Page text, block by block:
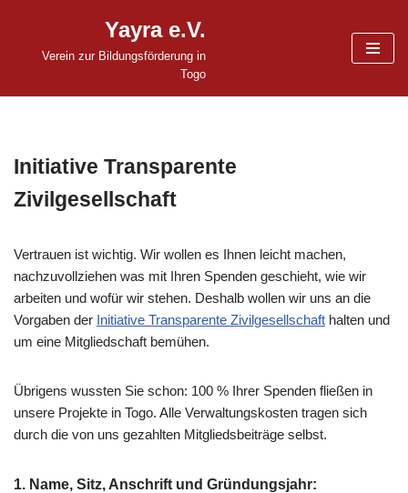
Yayra e.V.
Verein zur Bildungsförderung in
Togo
Initiative Transparente
Zivilgesellschaft
Vertrauen ist wichtig. Wir wollen es Ihnen leicht machen,
nachzuvollziehen was mit Ihren Spenden geschieht, wie wir
arbeiten und wofür wir stehen. Deshalb wollen wir uns an die
Vorgaben der Initiative Transparente Zivilgesellschaft halten und
um eine Mitgliedschaft bemühen.
Übrigens wussten Sie schon: 100 % Ihrer Spenden fließen in
unsere Projekte in Togo. Alle Verwaltungskosten tragen sich
durch die von uns gezahlten Mitgliedsbeiträge selbst.
1. Name, Sitz, Anschrift und Gründungsjahr: